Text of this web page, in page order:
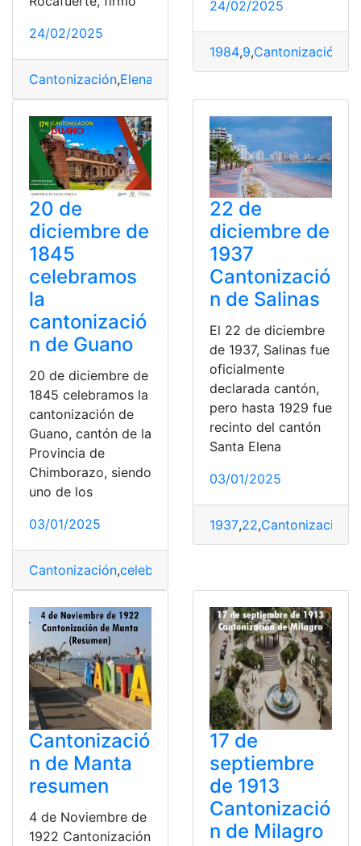
24/02/2025
Cantonización,Elena
24/02/2025
1984,9,Cantonización
20 de
diciembre de
1845
celebramos
la
cantonizació
n de Guano
20 de diciembre de
1845 celebramos la
cantonización de
Guano, cantón de la
Provincia de
Chimborazo, siendo
uno de los
03/01/2025
Cantonización,celebramos
22 de
diciembre de
1937
Cantonizació
n de Salinas
El 22 de diciembre
de 1937, Salinas fue
oficialmente
declarada cantón,
pero hasta 1929 fue
recinto del cantón
Santa Elena
03/01/2025
1937,22,Cantonización
Cantonizació
n de Manta
resumen
4 de Noviembre de
1922 Cantonización
17 de
septiembre
de 1913
Cantonizació
n de Milagro